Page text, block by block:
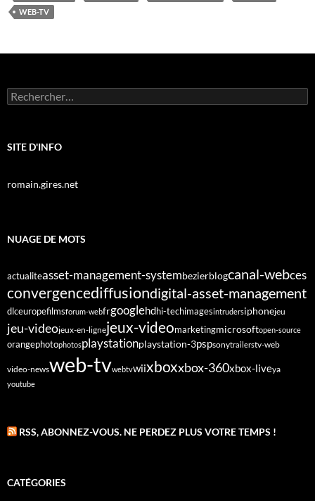
WEB-TV
Rechercher :
SITE D'INFO
romain.gires.net
NUAGE DE MOTS
actualiteasset-management-systembezierblogcanal-webces
convergencediffusiondigital-asset-management
dlceuropefilmsforum-webfrgooglehdhi-techimagesintrudersiphonejeu
jeu-videojeux-en-lignejeux-videomarketingmicrosoftopen-source
orangephotophotosplaystationplaystation-3pspsonytrailerstv-web
video-newsweb-tvwebtvwiixboxxbox-360xbox-liveya
youtube
RSS, ABONNEZ-VOUS. NE PERDEZ PLUS VOTRE TEMPS !
CATÉGORIES